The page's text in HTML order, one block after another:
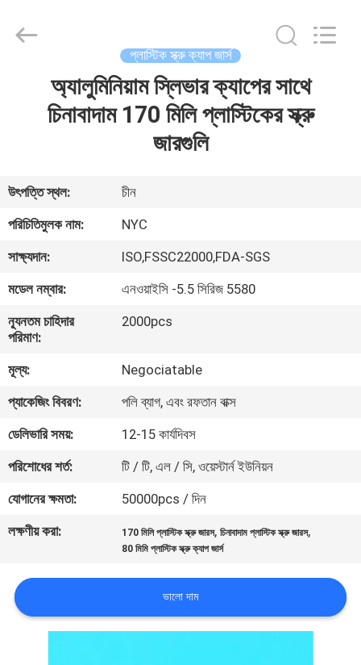
আমাদের
সম্পর্কে
কারখানা
ভ্রমণ
নিয়ন্ত্রণ
যোগাযোগ
করুন
খবর
সাইট
Co.,Ltd..
প্লাস্টিক স্ক্রু ক্যাপ জার্স
অ্যালুমিনিয়াম স্লিভার ক্যাপের সাথে
চিনাবাদাম 170 মিলি প্লাস্টিকের স্ক্রু
জারগুলি
উৎপত্তি স্থল:
চীন
পরিচিতিমুলক নাম:
NYC
সাক্ষ্যদান:
ISO,FSSC22000,FDA-SGS
মডেল নম্বার:
এনওয়াইসি -5.5 সিরিজ 5580
ন্যূনতম চাহিদার
পরিমাণ:
2000pcs
মূল্য:
Negociatable
প্যাকেজিং বিবরণ:
পলি ব্যাগ, এবং রফতান বাক্স
ডেলিভারি সময়:
12-15 কার্যদিবস
পরিশোধের শর্ত:
টি / টি, এল / সি, ওয়েস্টার্ন ইউনিয়ন
যোগানের ক্ষমতা:
50000pcs / দিন
লক্ষণীয় করা:
170 মিলি প্লাস্টিক স্ক্রু জারস,চিনাবাদাম প্লাস্টিক স্ক্রু জারস,
80 মিমি প্লাস্টিক স্ক্রু ক্যাপ জার্স
ভালো দাম